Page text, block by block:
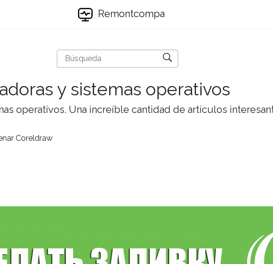
Remontcompa
y sistemas operativos
operativos. Una increíble cantidad de artículos
Coreldraw